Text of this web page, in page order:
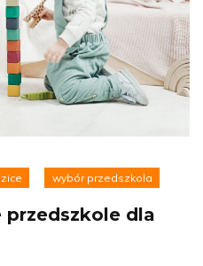
wybór przedszkola
przedszkole dla